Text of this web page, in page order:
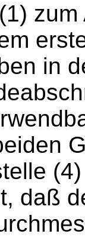
in
daß